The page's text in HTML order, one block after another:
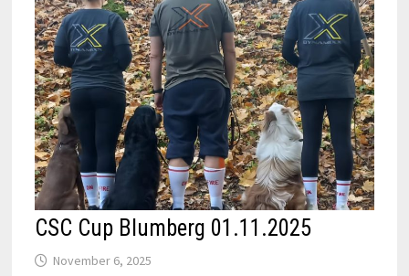
CSC Cup Blumberg 01.11.2025
November 6, 2025